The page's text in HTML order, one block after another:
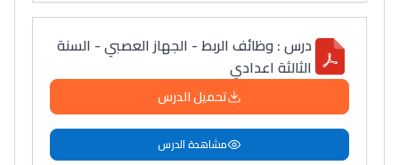
درس : وظائف الربط - الجهاز العصبي - السنة
الثالثة اعدادي
تحميل الدرس
مشاهدة الدرس